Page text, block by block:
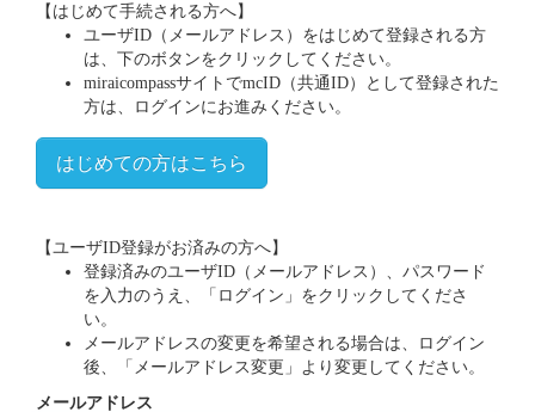
【はじめて手続される方へ】
ユーザID（メールアドレス）をはじめて登録される方
は、下のボタンをクリックしてください。
miraicompassサイトでmcID（共通ID）として登録された
方は、ログインにお進みください。
はじめての方はこちら
【ユーザID登録がお済みの方へ】
登録済みのユーザID（メールアドレス）、パスワード
を入力のうえ、「ログイン」をクリックしてくださ
い。
メールアドレスの変更を希望される場合は、ログイン
後、「メールアドレス変更」より変更してください。
メールアドレス